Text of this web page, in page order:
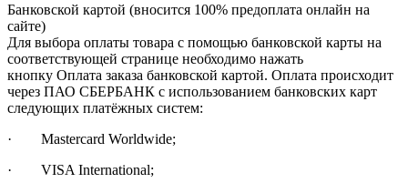
Банковской картой (вносится 100% предоплата онлайн на
сайте)
Для выбора оплаты товара с помощью банковской карты на
соответствующей странице необходимо нажать
кнопку Оплата заказа банковской картой. Оплата происходит
через ПАО СБЕРБАНК с использованием банковских карт
следующих платёжных систем:
· Mastercard Worldwide;
· VISA International;